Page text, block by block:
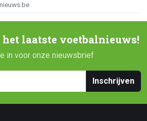
laatste voetbalnieuws!
in voor onze nieuwsbrief
Inschrijven